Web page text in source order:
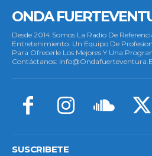
ONDA
Desde 2014 Somos La Radio De
Entretenimiento. Un Equipo De
Para Ofrecerle Los Mejores Y Una
Contáctanos:
SUSCRIBETE